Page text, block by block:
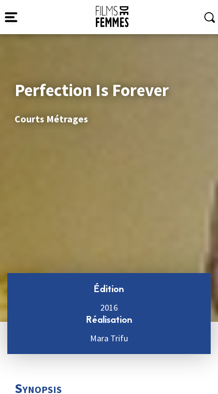
Perfection Is Forever
Courts Métrages
Édition
2016
Réalisation
Mara Trifu
Synopsis